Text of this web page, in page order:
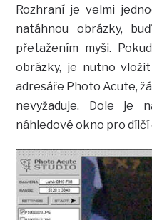
Rozhraní je velmi
natáhnou obrázky,
přetažením myši.
obrázky, je nutno
adresáře Photo Acute,
nevyžaduje. Dole je
náhledové okno pro dílčí